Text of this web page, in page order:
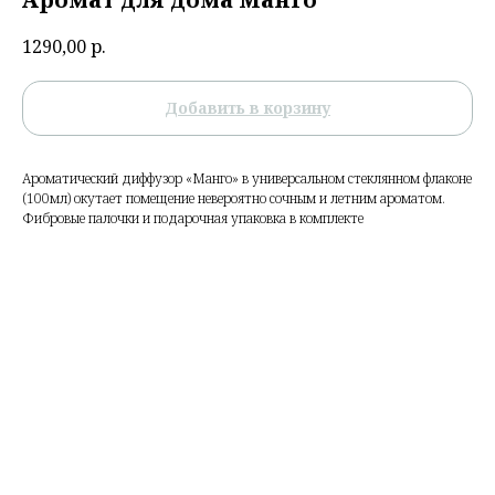
1290,00р.
Добавить в корзину
Ароматический диффузор «Манго» в универсальном стеклянном флаконе
(100мл) окутает помещение невероятно сочным и летним ароматом.
Фибровые палочки и подарочная упаковка в комплекте